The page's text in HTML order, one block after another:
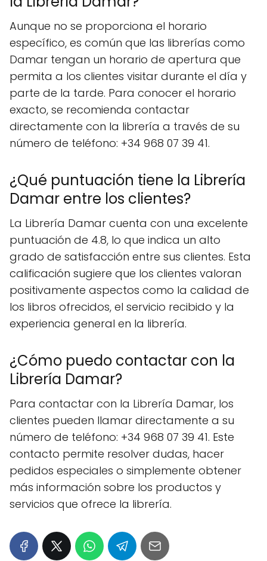
Aunque no se proporciona el horario
específico, es común que las librerías como
Damar tengan un horario de apertura que
permita a los clientes visitar durante el día y
parte de la tarde. Para conocer el horario
exacto, se recomienda contactar
directamente con la librería a través de su
número de teléfono: +34 968 07 39 41.
¿Qué puntuación tiene la Librería
Damar entre los clientes?
La Librería Damar cuenta con una excelente
puntuación de 4.8, lo que indica un alto
grado de satisfacción entre sus clientes. Esta
calificación sugiere que los clientes valoran
positivamente aspectos como la calidad de
los libros ofrecidos, el servicio recibido y la
experiencia general en la librería.
¿Cómo puedo contactar con la
Librería Damar?
Para contactar con la Librería Damar, los
clientes pueden llamar directamente a su
número de teléfono: +34 968 07 39 41. Este
contacto permite resolver dudas, hacer
pedidos especiales o simplemente obtener
más información sobre los productos y
servicios que ofrece la librería.